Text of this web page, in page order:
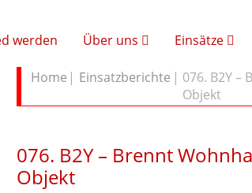
werden Über uns Einsätze
Home Einsatzberichte
076. B2Y
Objekt
076. B2Y – Brennt
Objekt